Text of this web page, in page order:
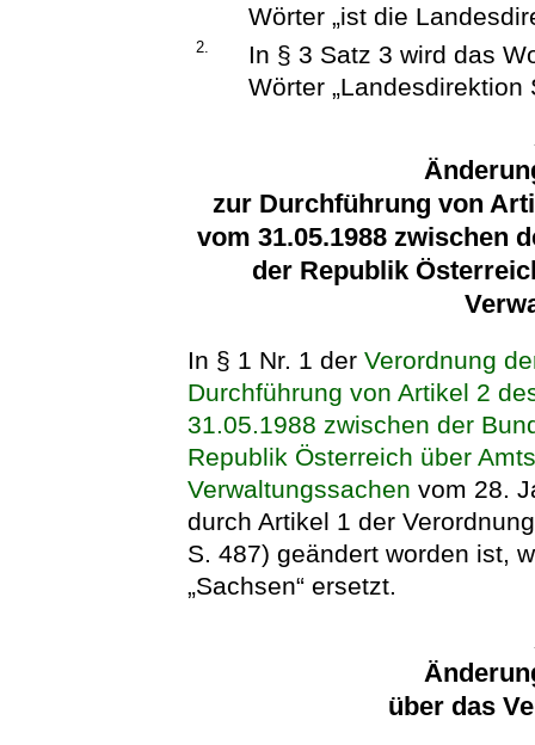
Wörter „ist die
2.
In § 3 Satz 3 wird das
Wörter „Landesdirektion
zur Durchführung von
vom 31.05.1988 zwischen
der Republik
In § 1 Nr. 1 derVerordnung
Durchführung von Artikel 2
31.05.1988 zwischen der
Republik Österreich über
Verwaltungssachen vom 28.
durch Artikel 1 der
S. 487) geändert worden ist,
„Sachsen“ ersetzt.
über das